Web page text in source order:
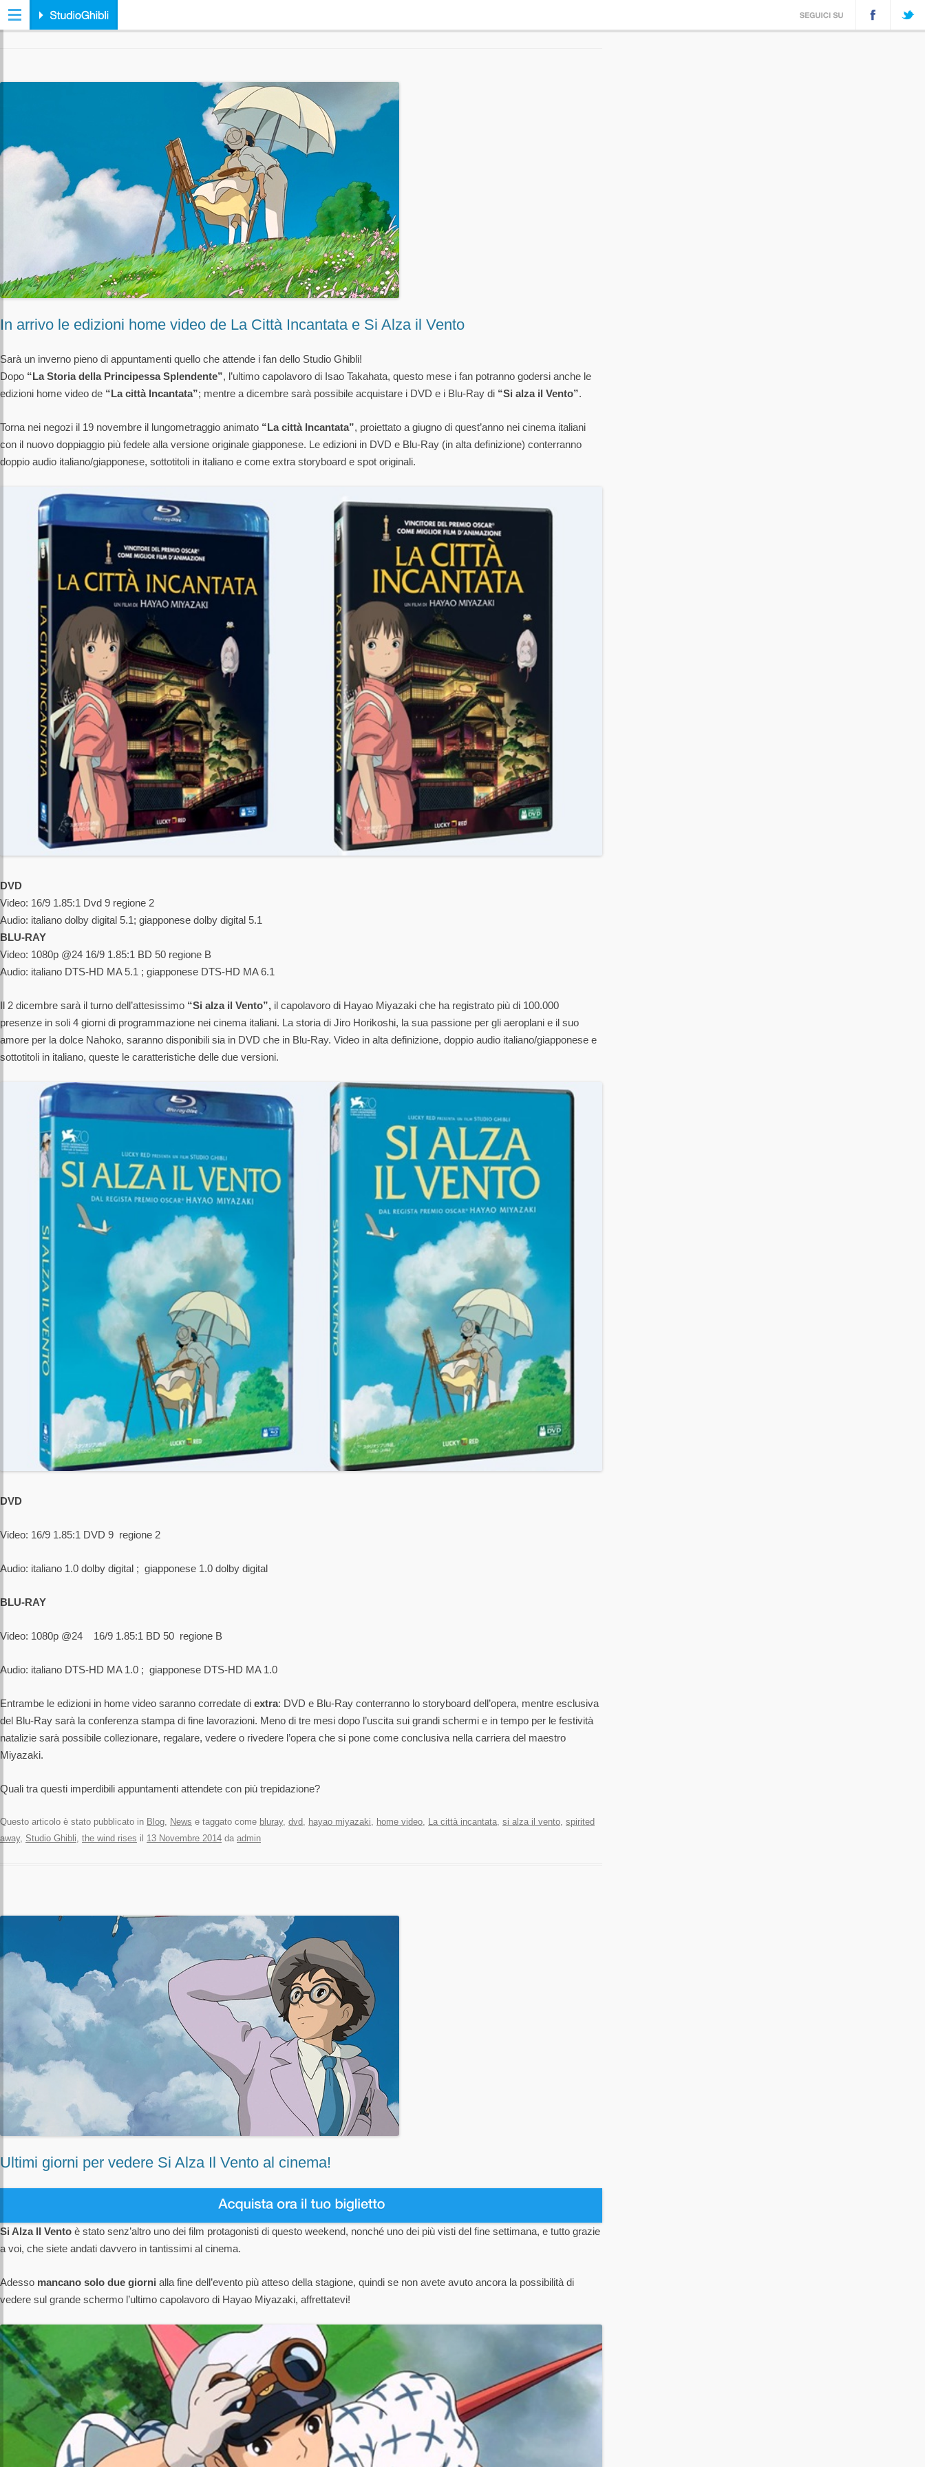
In arrivo le edizioni home video de La Città Incantata e Si Alza il Vento
Sarà un inverno pieno di appuntamenti quello che attende i fan dello Studio Ghibli!
Dopo “La Storia della Principessa Splendente”, l’ultimo capolavoro di Isao Takahata, questo mese i fan potranno godersi anche le
edizioni home video de “La città Incantata”; mentre a dicembre sarà possibile acquistare i DVD e i Blu-Ray di “Si alza il Vento”.
Torna nei negozi il 19 novembre il lungometraggio animato “La città Incantata”, proiettato a giugno di quest’anno nei cinema italiani
con il nuovo doppiaggio più fedele alla versione originale giapponese. Le edizioni in DVD e Blu-Ray (in alta definizione) conterranno
doppio audio italiano/giapponese, sottotitoli in italiano e come extra storyboard e spot originali.
DVD
Video: 16/9 1.85:1 Dvd 9 regione 2
Audio: italiano dolby digital 5.1; giapponese dolby digital 5.1
BLU-RAY
Video: 1080p @24 16/9 1.85:1 BD 50 regione B
Audio: italiano DTS-HD MA 5.1 ; giapponese DTS-HD MA 6.1
Il 2 dicembre sarà il turno dell’attesissimo “Si alza il Vento”, il capolavoro di Hayao Miyazaki che ha registrato più di 100.000
presenze in soli 4 giorni di programmazione nei cinema italiani. La storia di Jiro Horikoshi, la sua passione per gli aeroplani e il suo
amore per la dolce Nahoko, saranno disponibili sia in DVD che in Blu-Ray. Video in alta definizione, doppio audio italiano/giapponese e
sottotitoli in italiano, queste le caratteristiche delle due versioni.
DVD
Video: 16/9 1.85:1 DVD 9 regione 2
Audio: italiano 1.0 dolby digital ; giapponese 1.0 dolby digital
BLU-RAY
Video: 1080p @24 16/9 1.85:1 BD 50 regione B
Audio: italiano DTS-HD MA 1.0 ; giapponese DTS-HD MA 1.0
Entrambe le edizioni in home video saranno corredate di extra: DVD e Blu-Ray conterranno lo storyboard dell’opera, mentre esclusiva
del Blu-Ray sarà la conferenza stampa di fine lavorazioni. Meno di tre mesi dopo l’uscita sui grandi schermi e in tempo per le festività
natalizie sarà possibile collezionare, regalare, vedere o rivedere l’opera che si pone come conclusiva nella carriera del maestro
Miyazaki.
Quali tra questi imperdibili appuntamenti attendete con più trepidazione?
Questo articolo è stato pubblicato in Blog, News e taggato come bluray, dvd, hayao miyazaki, home video, La città incantata, si alza il vento, spirited
away, Studio Ghibli, the wind rises il 13 Novembre 2014 da admin
Ultimi giorni per vedere Si Alza Il Vento al cinema!
Si Alza Il Vento è stato senz’altro uno dei film protagonisti di questo weekend, nonché uno dei più visti del fine settimana, e tutto grazie
a voi, che siete andati davvero in tantissimi al cinema.
Adesso mancano solo due giorni alla fine dell’evento più atteso della stagione, quindi se non avete avuto ancora la possibilità di
vedere sul grande schermo l’ultimo capolavoro di Hayao Miyazaki, affrettatevi!